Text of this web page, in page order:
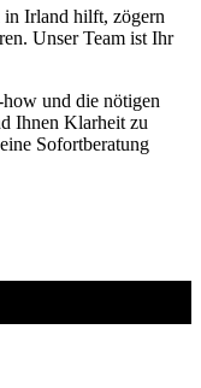
in Irland hilft, zögern
Unser Team ist Ihr
und die nötigen
Ihnen Klarheit zu
Sofortberatung